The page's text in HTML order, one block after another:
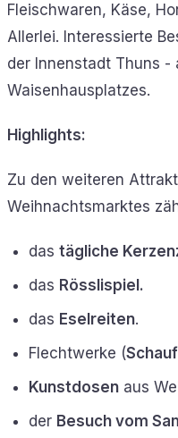
Fleischwaren, Käse,
Allerlei. Interessierte
der Innenstadt Thuns -
Waisenhausplatzes.
Highlights:
Zu den weiteren
Weihnachtsmarktes
das tägliche
das Rösslispiel.
das Eselreiten.
Flechtwerke (
Kunstdosen aus
der Besuch vom